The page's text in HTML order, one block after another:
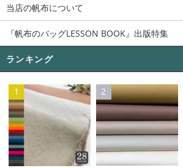
当店の帆布について
『帆布のバッグLESSON BOOK』出版特集
ランキング
1 2